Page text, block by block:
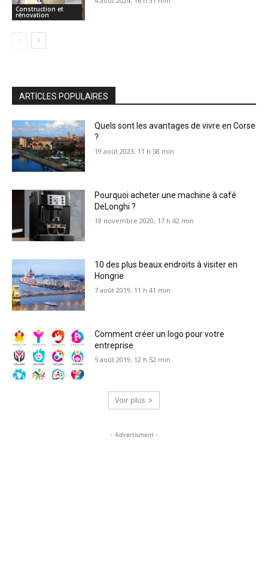
Construction et
rénovation
ARTICLES POPULAIRES
Quels sont les avantages de vivre en Corse
?
19 août 2023, 11 h 58 min
Pourquoi acheter une machine à café
DeLonghi ?
18 novembre 2020, 17 h 42 min
10 des plus beaux endroits à visiter en
Hongrie
7 août 2019, 11 h 41 min
Comment créer un logo pour votre
entreprise
5 août 2019, 12 h 52 min
Voir plus
- Advertisment -